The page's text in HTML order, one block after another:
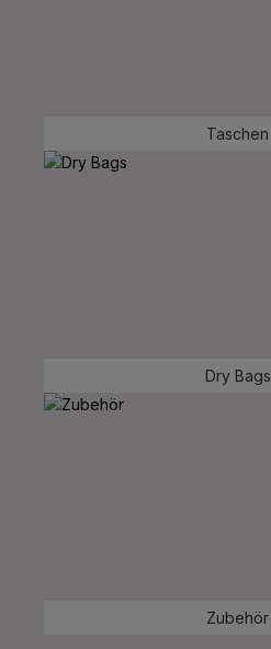
Taschen
Dry Bags
Zubehör